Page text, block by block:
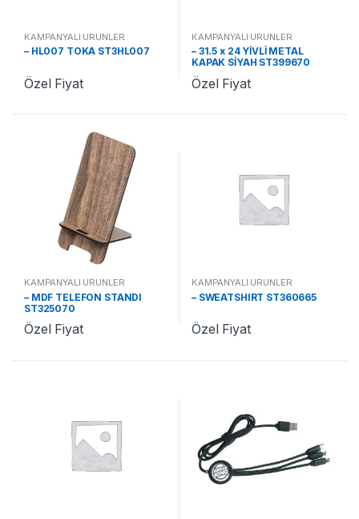
KAMPANYALI ÜRÜNLER
– HL007 TOKA ST3HL007
Özel Fiyat
KAMPANYALI ÜRÜNLER
– 31.5 x 24 YİVLİ METAL
KAPAK SİYAH ST399670
Özel Fiyat
KAMPANYALI ÜRÜNLER
– MDF TELEFON STANDI
ST325070
Özel Fiyat
KAMPANYALI ÜRÜNLER
– SWEATSHIRT ST360665
Özel Fiyat